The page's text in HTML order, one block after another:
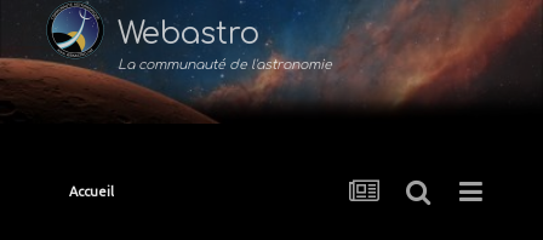
Webastro
La communauté de l'astronomie
Accueil